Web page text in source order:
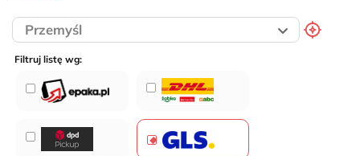
Filtruj listę wg: